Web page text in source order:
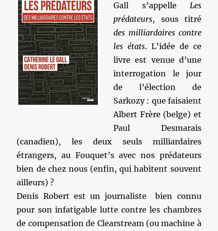
Gall s’appelle Les
prédateurs, sous titré
des milliardaires contre
les états. L’idée de ce
livre est venue d’une
interrogation le jour
de l’élection de
Sarkozy : que faisaient
Albert Frère (belge) et
Paul Desmarais
(canadien), les deux seuls milliardaires
étrangers, au Fouquet’s avec nos prédateurs
bien de chez nous (enfin, qui habitent souvent
ailleurs) ?
Denis Robert est un journaliste bien connu
pour son infatigable lutte contre les chambres
de compensation de Clearstream (ou machine à